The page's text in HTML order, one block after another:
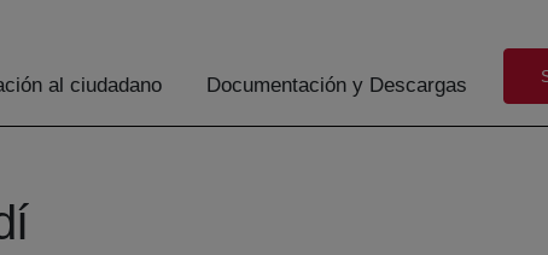
al ciudadano Documentación y Descargas